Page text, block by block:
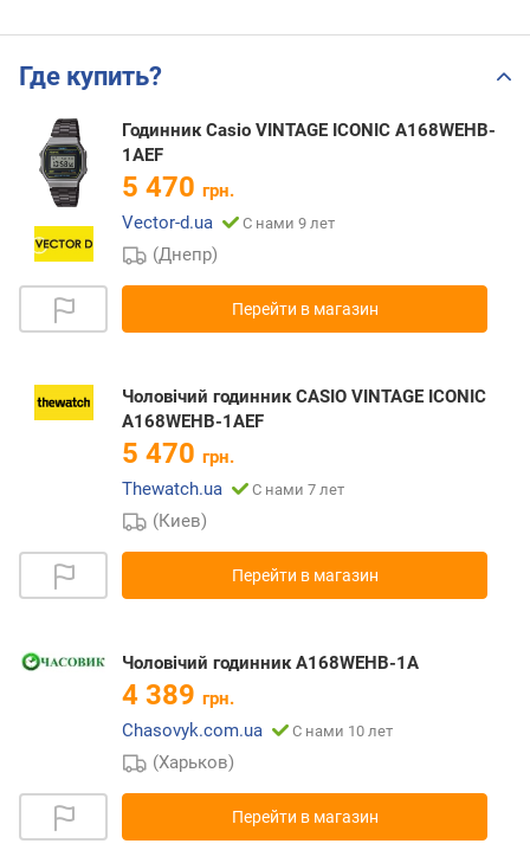
Где купить?
Годинник Casio VINTAGE ICONIC A168WEHB-
1AEF
5 470 грн.
Vector-d.ua
С нами 9 лет
(Днепр)
Перейти в магазин
Чоловічий годинник CASIO VINTAGE ICONIC
A168WEHB-1AEF
5 470 грн.
Thewatch.ua
С нами 7 лет
(Киев)
Перейти в магазин
Чоловічий годинник A168WEHB-1A
4 389 грн.
Chasovyk.com.ua
С нами 10 лет
(Харьков)
Перейти в магазин